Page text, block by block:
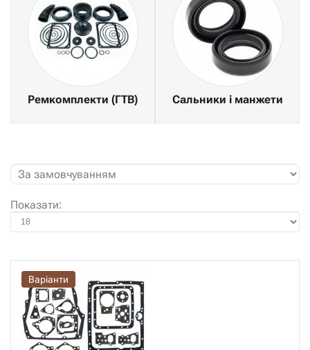
Ремкомплекти (ГТВ) Сальники і манжети
Показати:
Варіанти